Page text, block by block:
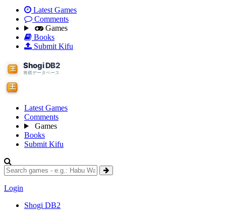
Latest Games
Comments
Games
Books
Submit Kifu
Latest Games
Comments
Games
Books
Submit Kifu
Login
Shogi DB2